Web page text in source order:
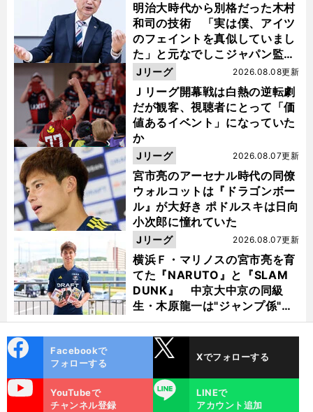
明治大時代から別格だった木村
和司の技術 「実は僕、アイツ
のフェイントを真似していまし
た」と元なでしこジャパン監
督・佐々木則夫
Ｊリーグ開幕戦は白熱の逆転劇
だが観客、視聴者にとって「価
値あるイベント」になっていた
か
2026.08.08更新
Jリーグ
宮市亮のアーセナル時代の同僚
ウォルコットは『ドラゴンボー
ル』が大好き ポドルスキは日向
小次郎に憧れていた
2026.08.07更新
Jリーグ
横浜Ｆ・マリノスの宮市亮を育
てた『NARUTO』と『SLAM
DUNK』 中京大中京の同級
生・木原龍一は"ジャンプ係"だ
った
2026.08.07更新
Jリーグ
ok
Facebookで
フォローする
Xでフォローする
YouTubeで
チャンネル登録
LINE
LINEで
アカウント追加